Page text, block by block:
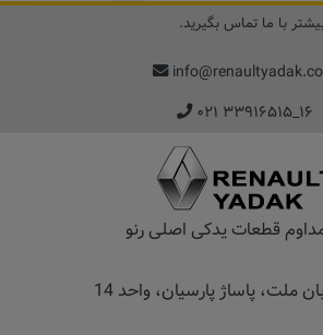
با ما تماس بگیرید.
۰۲۱ ۳۳۹۱۶۵۱۵_۱۶
قطعات یدکی اصلی رنو
ملت، پاساژ‌ پارسیان، واحد 14